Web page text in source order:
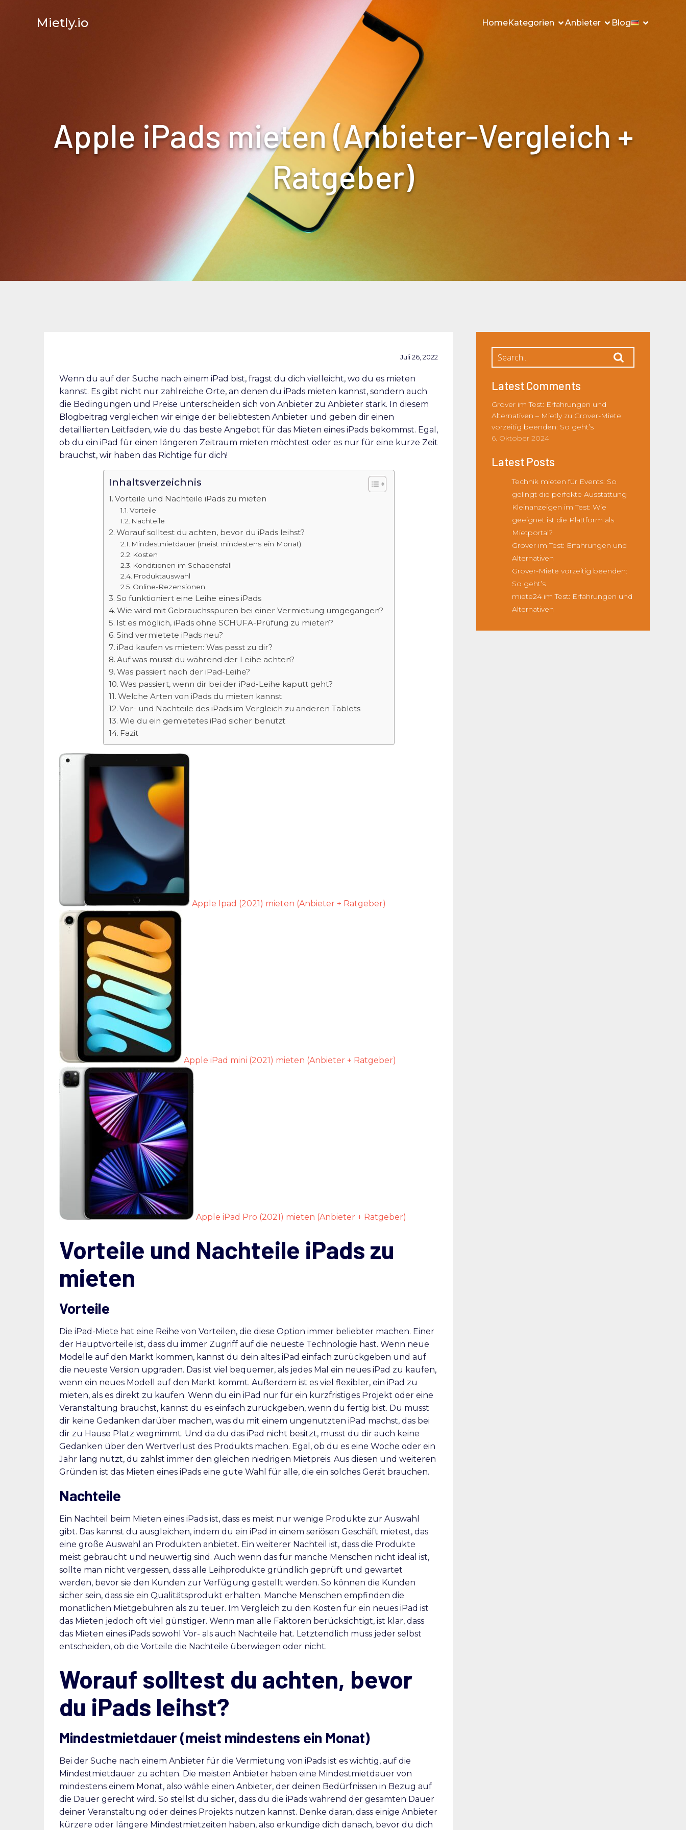
Mietly.io HomeKategorien Anbieter Blog
Apple iPads mieten (Anbieter-Vergleich +
Ratgeber)
Juli 26, 2022
Wenn du auf der Suche nach einem iPad bist, fragst du dich vielleicht, wo du es mieten
kannst. Es gibt nicht nur zahlreiche Orte, an denen du iPads mieten kannst, sondern auch
die Bedingungen und Preise unterscheiden sich von Anbieter zu Anbieter stark. In diesem
Blogbeitrag vergleichen wir einige der beliebtesten Anbieter und geben dir einen
detaillierten Leitfaden, wie du das beste Angebot für das Mieten eines iPads bekommst. Egal,
ob du ein iPad für einen längeren Zeitraum mieten möchtest oder es nur für eine kurze Zeit
brauchst, wir haben das Richtige für dich!
Inhaltsverzeichnis
Vorteile und Nachteile iPads zu mieten
Vorteile
Nachteile
Worauf solltest du achten, bevor du iPads leihst?
Mindestmietdauer (meist mindestens ein Monat)
Kosten
Konditionen im Schadensfall
Produktauswahl
Online-Rezensionen
So funktioniert eine Leihe eines iPads
Wie wird mit Gebrauchsspuren bei einer Vermietung umgegangen?
Ist es möglich, iPads ohne SCHUFA-Prüfung zu mieten?
Sind vermietete iPads neu?
iPad kaufen vs mieten: Was passt zu dir?
Auf was musst du während der Leihe achten?
Was passiert nach der iPad-Leihe?
Was passiert, wenn dir bei der iPad-Leihe kaputt geht?
Welche Arten von iPads du mieten kannst
Vor- und Nachteile des iPads im Vergleich zu anderen Tablets
Wie du ein gemietetes iPad sicher benutzt
Fazit
Apple Ipad (2021) mieten (Anbieter + Ratgeber)
Apple iPad mini (2021) mieten (Anbieter + Ratgeber)
Apple iPad Pro (2021) mieten (Anbieter + Ratgeber)
Vorteile und Nachteile iPads zu
mieten
Vorteile
Die iPad-Miete hat eine Reihe von Vorteilen, die diese Option immer beliebter machen. Einer
der Hauptvorteile ist, dass du immer Zugriff auf die neueste Technologie hast. Wenn neue
Modelle auf den Markt kommen, kannst du dein altes iPad einfach zurückgeben und auf
die neueste Version upgraden. Das ist viel bequemer, als jedes Mal ein neues iPad zu kaufen,
wenn ein neues Modell auf den Markt kommt. Außerdem ist es viel flexibler, ein iPad zu
mieten, als es direkt zu kaufen. Wenn du ein iPad nur für ein kurzfristiges Projekt oder eine
Veranstaltung brauchst, kannst du es einfach zurückgeben, wenn du fertig bist. Du musst
dir keine Gedanken darüber machen, was du mit einem ungenutzten iPad machst, das bei
dir zu Hause Platz wegnimmt. Und da du das iPad nicht besitzt, musst du dir auch keine
Gedanken über den Wertverlust des Produkts machen. Egal, ob du es eine Woche oder ein
Jahr lang nutzt, du zahlst immer den gleichen niedrigen Mietpreis. Aus diesen und weiteren
Gründen ist das Mieten eines iPads eine gute Wahl für alle, die ein solches Gerät brauchen.
Nachteile
Ein Nachteil beim Mieten eines iPads ist, dass es meist nur wenige Produkte zur Auswahl
gibt. Das kannst du ausgleichen, indem du ein iPad in einem seriösen Geschäft mietest, das
eine große Auswahl an Produkten anbietet. Ein weiterer Nachteil ist, dass die Produkte
meist gebraucht und neuwertig sind. Auch wenn das für manche Menschen nicht ideal ist,
sollte man nicht vergessen, dass alle Leihprodukte gründlich geprüft und gewartet
werden, bevor sie den Kunden zur Verfügung gestellt werden. So können die Kunden
sicher sein, dass sie ein Qualitätsprodukt erhalten. Manche Menschen empfinden die
monatlichen Mietgebühren als zu teuer. Im Vergleich zu den Kosten für ein neues iPad ist
das Mieten jedoch oft viel günstiger. Wenn man alle Faktoren berücksichtigt, ist klar, dass
das Mieten eines iPads sowohl Vor- als auch Nachteile hat. Letztendlich muss jeder selbst
entscheiden, ob die Vorteile die Nachteile überwiegen oder nicht.
Worauf solltest du achten, bevor
du iPads leihst?
Mindestmietdauer (meist mindestens ein Monat)
Bei der Suche nach einem Anbieter für die Vermietung von iPads ist es wichtig, auf die
Mindestmietdauer zu achten. Die meisten Anbieter haben eine Mindestmietdauer von
mindestens einem Monat, also wähle einen Anbieter, der deinen Bedürfnissen in Bezug auf
die Dauer gerecht wird. So stellst du sicher, dass du die iPads während der gesamten Dauer
deiner Veranstaltung oder deines Projekts nutzen kannst. Denke daran, dass einige Anbieter
kürzere oder längere Mindestmietzeiten haben, also erkundige dich danach, bevor du dich
Latest Comments
Grover im Test: Erfahrungen und
Alternativen – Mietlyzu Grover-Miete
vorzeitig beenden: So geht’s
6. Oktober 2024
Latest Posts
Technik mieten für Events: So
gelingt die perfekte Ausstattung
Kleinanzeigen im Test: Wie
geeignet ist die Plattform als
Mietportal?
Grover im Test: Erfahrungen und
Alternativen
Grover-Miete vorzeitig beenden:
So geht’s
miete24 im Test: Erfahrungen und
Alternativen